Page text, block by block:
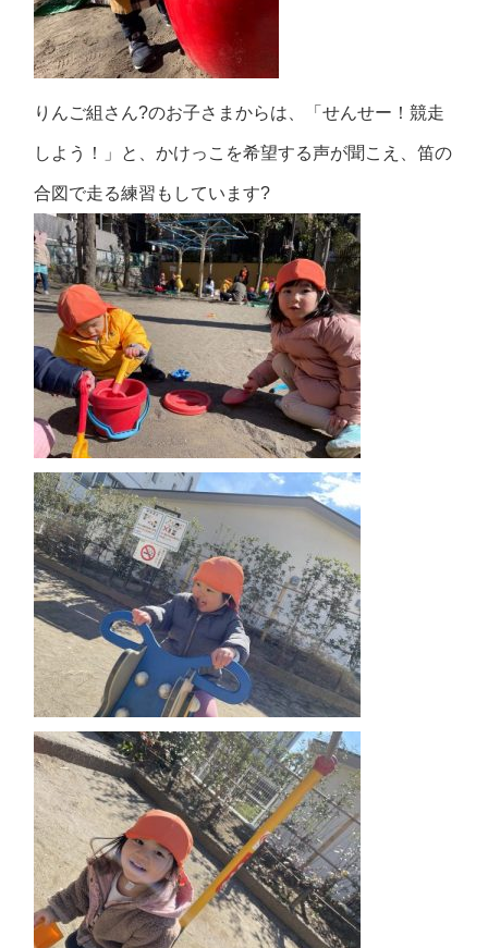
りんご組さん?のお子さまからは、「せんせー！競走
しよう！」と、かけっこを希望する声が聞こえ、笛の
合図で走る練習もしています?